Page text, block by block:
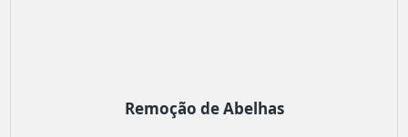
Remoção de Abelhas